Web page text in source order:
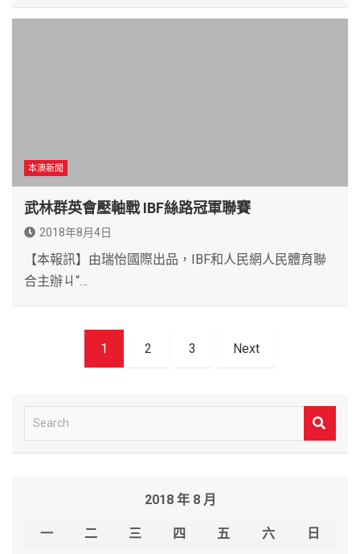
本澳新聞
武林群英會壓軸戰 IBF絲路冠軍聯賽
2018年8月4日
【本報訊】由瑞怡國際出品，IBF和人民網人民體育聯
合主辦ㄐ“…
1 2 3 Next
e
2018 年 8 月
一 二 三 四 五 六
日